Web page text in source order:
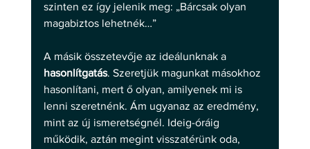
szinten ez így jelenik meg: „Bárcsak olyan
magabiztos lehetnék…”
A másik összetevője az ideálunknak a
hasonlítgatás. Szeretjük magunkat másokhoz
hasonlítani, mert ő olyan, amilyenek mi is
lenni szeretnénk. Ám ugyanaz az eredmény,
mint az új ismeretségnél. Ideig-óráig
működik, aztán megint visszatérünk oda,